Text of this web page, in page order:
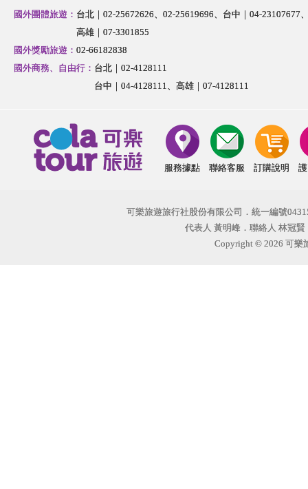
國外團體旅遊 台北｜02-25672626 02-25619696
台中｜04-23107677
高雄｜07-3301855
國外獎勵旅遊
02-66182838
國外商務、自由行
台北｜02-4128111
台中｜04-4128111
高雄｜07-4128111
服務據點 聯絡客服 訂購說明
可樂旅遊旅行社股份有限公司．統一編號
代表人 黃明峰．聯絡人 林冠
Copyright © 2026 可樂